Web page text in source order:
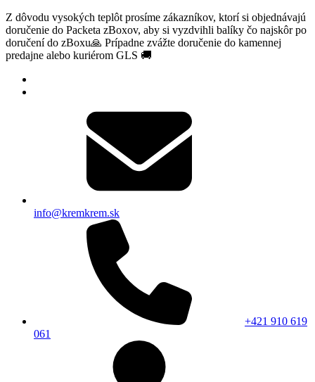
Z dôvodu vysokých teplôt prosíme zákazníkov, ktorí si objednávajú
doručenie do Packeta zBoxov, aby si vyzdvihli balíky čo najskôr po
doručení do zBoxu🙏 Prípadne zvážte doručenie do kamennej
predajne alebo kuriérom GLS 🚚
info@kremkrem.sk
+421 910 619
061